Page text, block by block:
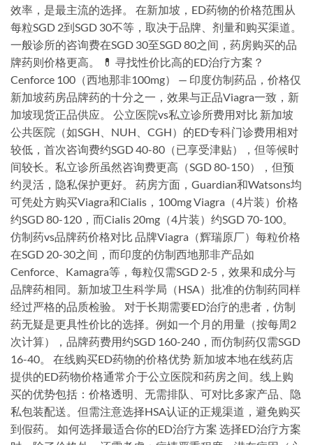
效率，是最主流的选择。 在新加坡，ED药物的价格范围从
每粒SGD 2到SGD 30不等，取决于品牌、剂量和购买渠道。
一般诊所的咨询费在SGD 30至SGD 80之间，药房购买的品
牌药则价格更高。 💊 寻找性价比高的ED治疗方案？
Cenforce 100（西地那非100mg） — 印度仿制药品，价格仅
新加坡药房品牌药的十分之一，效果与正品Viagra一致，新
加坡现货正品供应。 公立医院vs私立诊所费用对比 新加坡
公共医院（如SGH、NUH、CGH）的ED专科门诊费用相对
较低，首次咨询费约SGD 40-80（已享受津贴），但等候时
间较长。私立诊所虽然咨询费更高（SGD 80-150），但预
约灵活，隐私保护更好。 药房方面，Guardian和Watsons均
可凭处方购买Viagra和Cialis，100mg Viagra（4片装）价格
约SGD 80-120，而Cialis 20mg（4片装）约SGD 70-100。
仿制药vs品牌药价格对比 品牌Viagra（辉瑞原厂）每粒价格
在SGD 20-30之间，而印度的仿制西地那非产品如
Cenforce、Kamagra等，每粒仅需SGD 2-5，效果和成分与
品牌药相同。新加坡卫生科学局（HSA）批准的仿制药同样
经过严格的品质检验。 对于长期需要ED治疗的患者，仿制
药无疑是更具性价比的选择。例如一个月的用量（按每周2
次计算），品牌药费用约SGD 160-240，而仿制药仅需SGD
16-40。 在线购买ED药物的价格优势 新加坡本地在线药店
提供的ED药物价格通常介于公立医院和药房之间。线上购
买的优势包括：价格透明、无需排队、可对比多家产品、隐
私包装配送。但需注意选择HSA认证的正规渠道，避免购买
到假药。 如何选择最适合你的ED治疗方案 选择ED治疗方案